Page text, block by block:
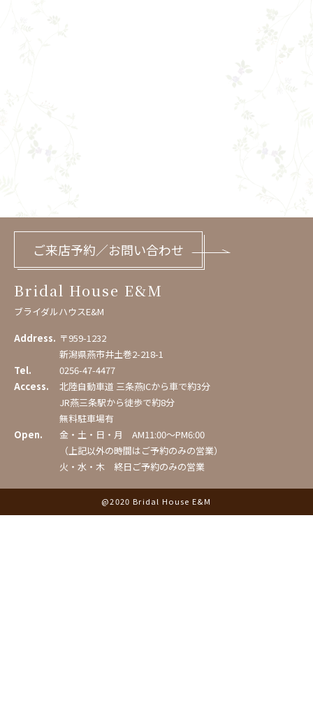
ご来店予約／お問い合わせ
Bridal House E&M
ブライダルハウスE&M
Address. 〒959-1232
新潟県燕市井土巻2-218-1
Tel.
0256-47-4477
Access.
北陸自動車道 三条燕ICから車で約3分
JR燕三条駅から徒歩で約8分
無料駐車場有
Open.
金・土・日・月 AM11:00〜PM6:00
（上記以外の時間はご予約のみの営業）
火・水・木 終日ご予約のみの営業
@2020 Bridal House E&M